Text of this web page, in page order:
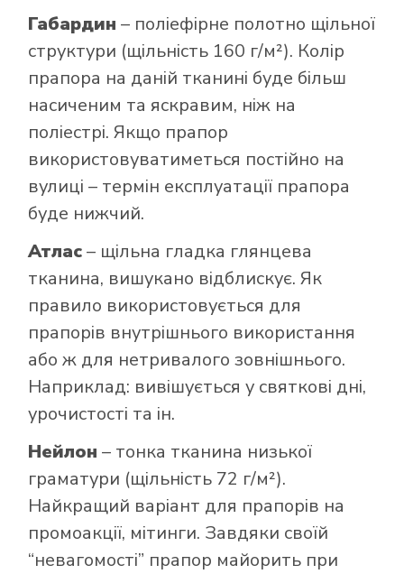
Габардин – поліефірне полотно щільної
структури (щільність 160 г/м²). Колір
прапора на даній тканині буде більш
насиченим та яскравим, ніж на
поліестрі. Якщо прапор
використовуватиметься постійно на
вулиці – термін експлуатації прапора
буде нижчий.
Атлас– щільна гладка глянцева
тканина, вишукано відблискує. Як
правило використовується для
прапорів внутрішнього використання
або ж для нетривалого зовнішнього.
Наприклад: вивішується у святкові дні,
урочистості та ін.
Нейлон – тонка тканина низької
граматури (щільність 72 г/м²).
Найкращий варіант для прапорів на
промоакції, мітинги. Завдяки своїй
“невагомості” прапор майорить при